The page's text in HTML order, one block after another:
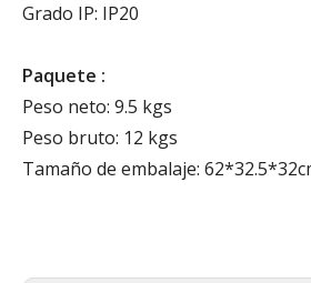
Grado IP: IP20
Paquete :
Peso neto: 9.5 kgs
Peso bruto: 12 kgs
Tamaño de embalaje: